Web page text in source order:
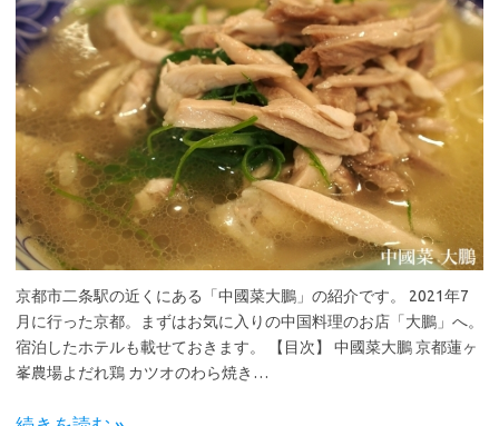
京都市二条駅の近くにある「中國菜大鵬」の紹介です。 2021年7
月に行った京都。まずはお気に入りの中国料理のお店「大鵬」へ。
宿泊したホテルも載せておきます。 【目次】 中國菜大鵬 京都蓮ヶ
峯農場よだれ鶏 カツオのわら焼き…